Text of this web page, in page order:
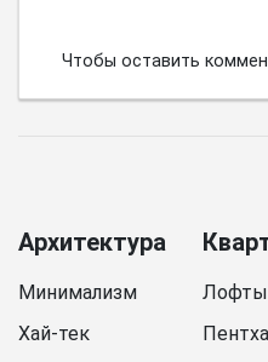
Чтобы оставить
Архитектура
Минимализм
Хай-тек
Лофты